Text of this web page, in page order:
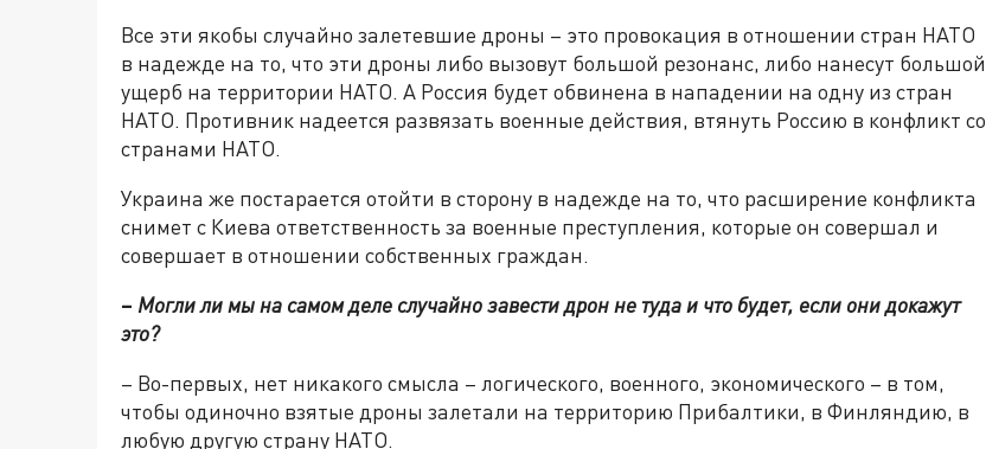
Все эти якобы случайно залетевшие дроны – это провокация в отношении стран НАТО
в надежде на то, что эти дроны либо вызовут большой резонанс, либо нанесут большой
ущерб на территории НАТО. А Россия будет обвинена в нападении на одну из стран
НАТО. Противник надеется развязать военные действия, втянуть Россию в конфликт со
странами НАТО.
Украина же постарается отойти в сторону в надежде на то, что расширение конфликта
снимет с Киева ответственность за военные преступления, которые он совершал и
совершает в отношении собственных граждан.
– Могли ли мы на самом деле случайно завести дрон не туда и что будет, если они докажут
это?
– Во-первых, нет никакого смысла – логического, военного, экономического – в том,
чтобы одиночно взятые дроны залетали на территорию Прибалтики, в Финляндию, в
любую другую страну НАТО.